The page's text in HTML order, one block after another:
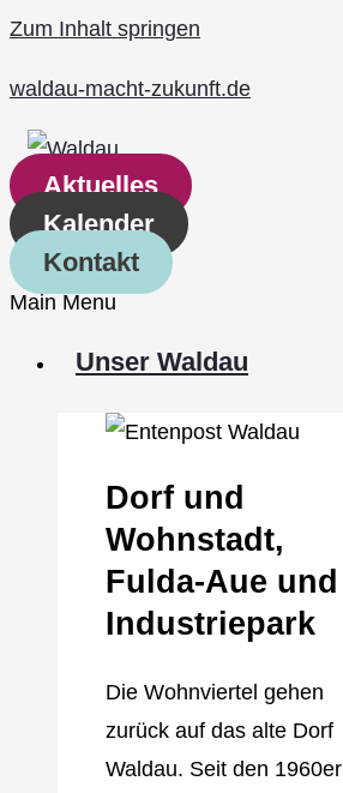
Zum Inhalt springen
waldau-macht-zukunft.de
Aktuelles
Kalender
Kontakt
Main Menu
Unser Waldau
Dorf und
Wohnstadt,
Fulda‐Aue und
Industriepark
Die Wohnviertel gehen
zurück auf das alte Dorf
Waldau. Seit den 1960er